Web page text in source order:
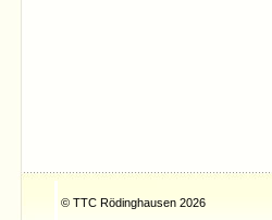
© TTC Rödinghausen 2026